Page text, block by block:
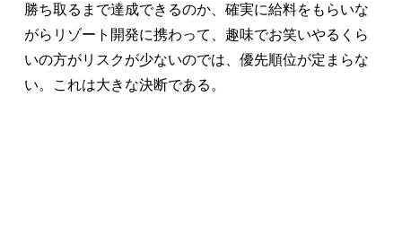
勝ち取るまで達成できるのか、確実に給料をもらいな
がらリゾート開発に携わって、趣味でお笑いやるくら
いの方がリスクが少ないのでは、優先順位が定まらな
い。これは大きな決断である。